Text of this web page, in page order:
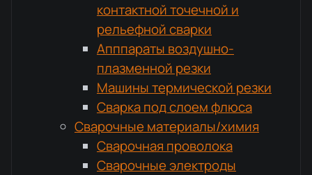
контактной точечной и
рельефной сварки
Апппараты воздушно-
плазменной резки
Машины термической резки
Сварка под слоем флюса
Сварочные материалы/химия
Сварочная проволока
Сварочные электроды